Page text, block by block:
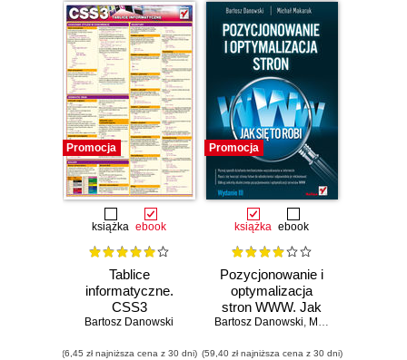
Promocja
książka ebook
Tablice
informatyczne.
CSS3
Bartosz Danowski
(6,45 zł najniższa cena z 30 dni)
Promocja
książka ebook
Pozycjonowanie i
optymalizacja
stron WWW. Jak
się to robi.
Bartosz Danowski, Michał Makaruk
(59,40 zł najniższa cena z 30 dni)